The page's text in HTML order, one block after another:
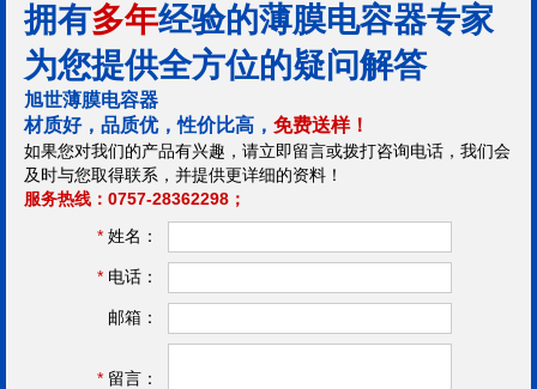
拥有多年经验的薄膜电容器专家
为您提供全方位的疑问解答
旭世薄膜电容器
材质好，品质优，性价比高， 免费送样！
如果您对我们的产品有兴趣，请立即留言或拨打咨询电话，我们会
及时与您取得联系，并提供更详细的资料！
服务热线：0757-28362298；
* 姓名：
* 电话：
邮箱：
* 留言：